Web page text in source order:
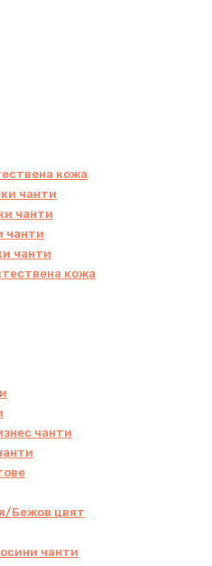
кожа
чанти
чанти
чанти
чанти
кожа
чанти
Бежов цвят
чанти